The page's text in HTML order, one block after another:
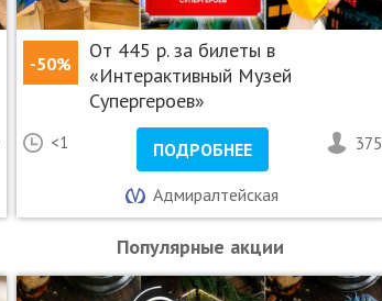
-50%
От 445 р. за билеты в
«Интерактивный Музей
Супергероев»
<1 ПОДРОБНЕЕ 375
Адмиралтейская
Популярные акции